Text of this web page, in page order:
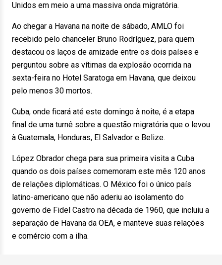
Unidos em meio a uma massiva onda migratória.
Ao chegar a Havana na noite de sábado, AMLO foi
recebido pelo chanceler Bruno Rodríguez, para quem
destacou os laços de amizade entre os dois países e
perguntou sobre as vítimas da explosão ocorrida na
sexta-feira no Hotel Saratoga em Havana, que deixou
pelo menos 30 mortos.
Cuba, onde ficará até este domingo à noite, é a etapa
final de uma turnê sobre a questão migratória que o levou
à Guatemala, Honduras, El Salvador e Belize.
López Obrador chega para sua primeira visita a Cuba
quando os dois países comemoram este mês 120 anos
de relações diplomáticas. O México foi o único país
latino-americano que não aderiu ao isolamento do
governo de Fidel Castro na década de 1960, que incluiu a
separação de Havana da OEA, e manteve suas relações
e comércio com a ilha.